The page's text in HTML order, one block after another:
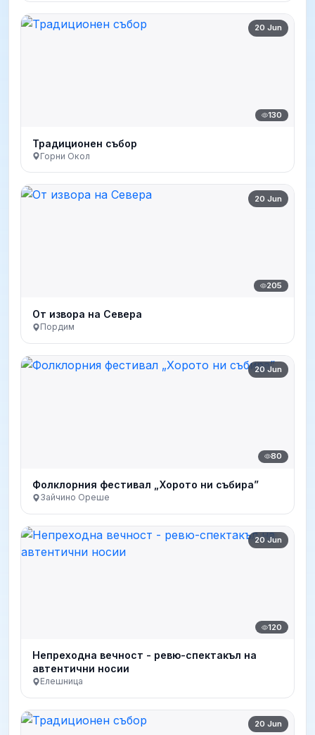
20 Jun
130
Традиционен събор
Горни Окол
20 Jun
205
От извора на Севера
Пордим
20 Jun
80
Фолклорния фестивал „Хорото ни събира”
Зайчино Ореше
20 Jun
120
Непреходна вечност - ревю-спектакъл на
автентични носии
Елешница
20 Jun